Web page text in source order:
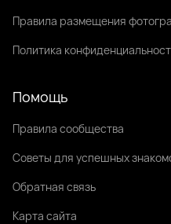
Правила размещения
Политика
Помощь
Правила сообщества
Советы для успешных
Обратная связь
Карта сайта